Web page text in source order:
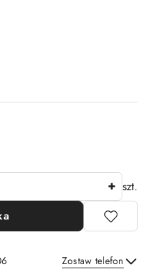
szt.
Zostaw telefon